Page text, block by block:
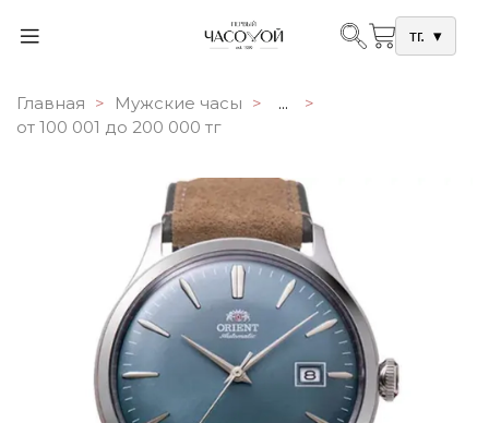
тг. ▾
Главная Мужские часы
...
от 100 001 до 200 000 тг